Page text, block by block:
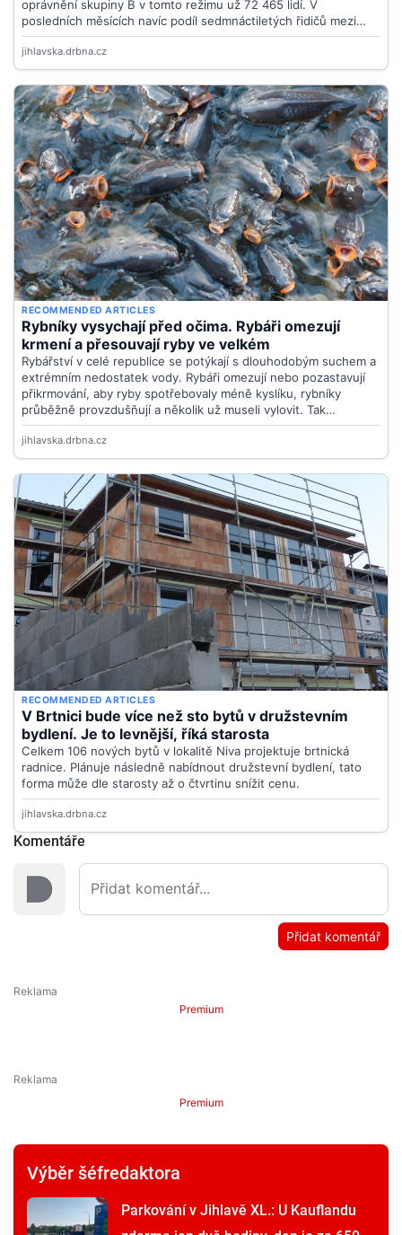
Komentáře
Přidat komentář
Premium
Premium
Výběr šéfredaktora
Parkování v Jihlavě XL.: U Kauflandu